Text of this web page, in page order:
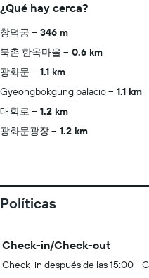
¿Qué hay cerca?
창덕궁
346 m
북촌 한옥마을
0.6 km
광화문
1.1 km
Gyeongbokgung palacio
1.1 km
대학로
1.2 km
광화문광장
1.2 km
Políticas
Check-in/Check-out
Check-in después de las 15:00 -